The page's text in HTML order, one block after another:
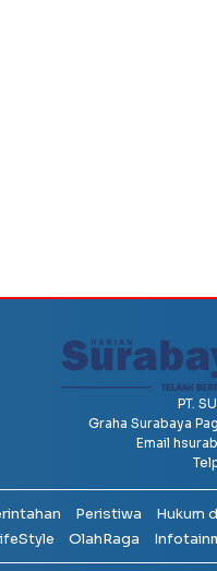
PT.
Graha Surabaya
Email
Peristiwa Hukum
OlahRaga